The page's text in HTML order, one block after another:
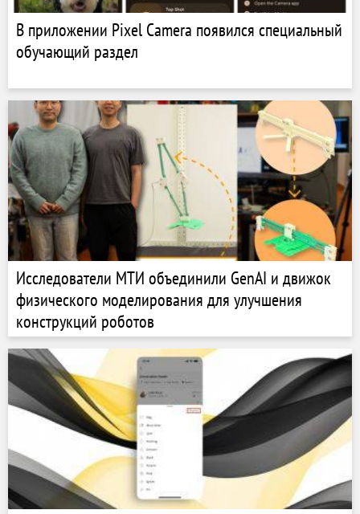
В приложении Pixel Camera появился специальный
обучающий раздел
Исследователи МТИ объединили GenAI и движок
физического моделирования для улучшения
конструкций роботов